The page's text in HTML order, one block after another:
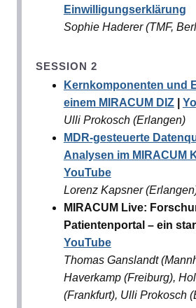
Einwilligungserklärung
Sophie Haderer (TMF,
SESSION 2
Kernkomponenten und
einem MIRACUM DIZ|
Ulli Prokosch (Erlangen)
MDR-gesteuerte
Analysen im MIRACUM
YouTube
Lorenz Kapsner
MIRACUM Live:
Patientenportal – ein
YouTube
Thomas Ganslandt
Haverkamp (Freiburg),
(Frankfurt), Ulli Prokosch